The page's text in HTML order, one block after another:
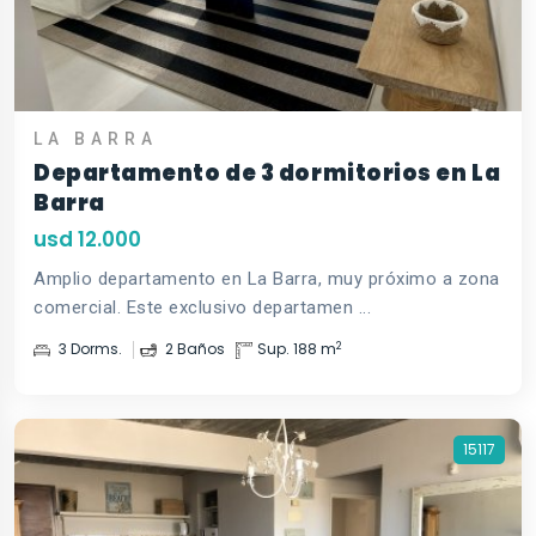
LA BARRA
Departamento de 3 dormitorios en La
Barra
usd 12.000
Amplio departamento en La Barra, muy próximo a zona
comercial. Este exclusivo departamen ...
3 Dorms. 2 Baños Sup. 188 m2
15117